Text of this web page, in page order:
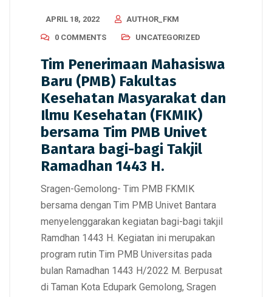
APRIL 18, 2022
AUTHOR_FKM
0 COMMENTS
UNCATEGORIZED
Tim Penerimaan Mahasiswa
Baru (PMB) Fakultas
Kesehatan Masyarakat dan
Ilmu Kesehatan (FKMIK)
bersama Tim PMB Univet
Bantara bagi-bagi Takjil
Ramadhan 1443 H.
Sragen-Gemolong- Tim PMB FKMIK
bersama dengan Tim PMB Univet Bantara
menyelenggarakan kegiatan bagi-bagi takjil
Ramdhan 1443 H. Kegiatan ini merupakan
program rutin Tim PMB Universitas pada
bulan Ramadhan 1443 H/2022 M. Berpusat
di Taman Kota Edupark Gemolong, Sragen